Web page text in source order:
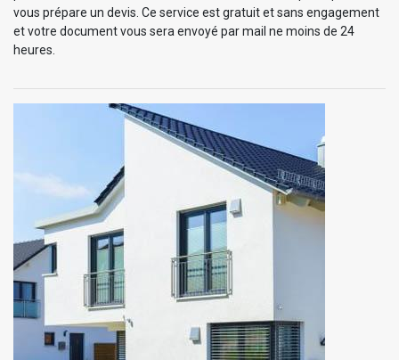
vous prépare un devis. Ce service est gratuit et sans engagement
et votre document vous sera envoyé par mail ne moins de 24
heures.